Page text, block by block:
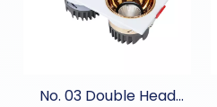
No. 03 Double Head